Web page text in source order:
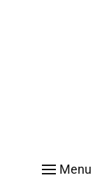
Menu